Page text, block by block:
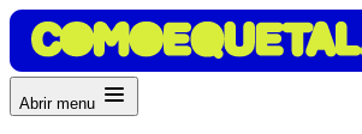
Abrir menu